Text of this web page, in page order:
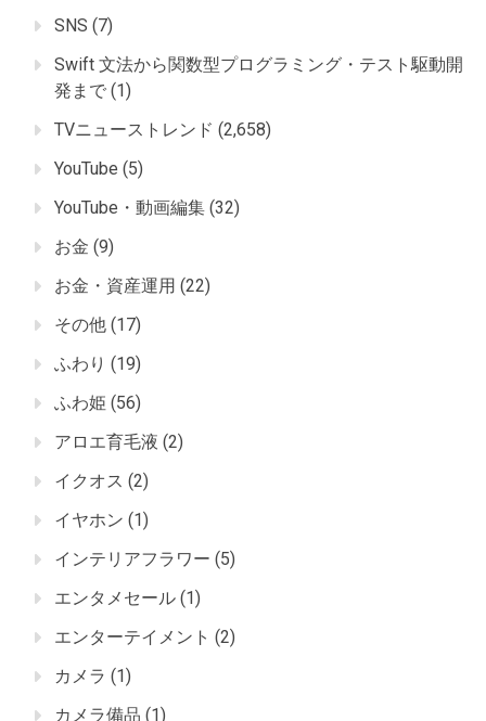
SNS (7)
Swift 文法から関数型プログラミング・テスト駆動開
発まで (1)
TVニューストレンド (2,658)
YouTube (5)
YouTube・動画編集 (32)
お金 (9)
お金・資産運用 (22)
その他 (17)
ふわり (19)
ふわ姫 (56)
アロエ育毛液 (2)
イクオス (2)
イヤホン (1)
インテリアフラワー (5)
エンタメセール (1)
エンターテイメント (2)
カメラ (1)
カメラ備品 (1)